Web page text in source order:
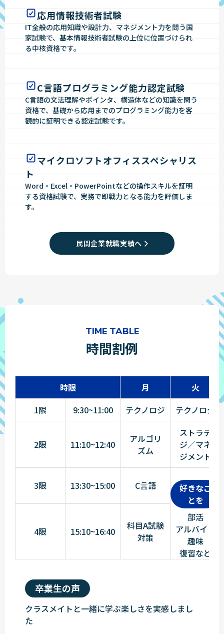
応用情報技術者試験
IT全般の応用知識や設計力、マネジメント力を問う国
家試験で、基本情報技術者試験の上位に位置づけられ
る中核資格です。
C言語プログラミング能力認定試験
C言語の文法理解やポインタ、構造体などの知識を問う
資格で、基礎から応用までのプログラミング能力を客
観的に証明できる認定試験です。
マイクロソフトオフィススペシャリス
ト
Word・Excel・PowerPointなどの操作スキルを証明
する資格試験で、実務で即戦力となる能力を評価しま
す。
民間企業就職実績へ
時間割例
TIME TABLE
時限 月
火
1限
9:30~11:00 テクノロジ テクノロジ
2限 11:10~12:40
アルゴリ
ズム
ストラテ
ジ／マネ
ジメント
3限 13:30~15:00 C言語
好きなこ
とを
部活
アルバイト
趣味
復習など
4限 15:10~16:40
科目A試験
対策
卒業生の声
クラスメイトと一緒に学ぶ楽しさを実感しまし
た